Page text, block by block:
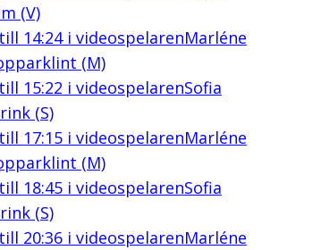
(V)
14:24i videospelarenMarléne
(M)
15:22 i videospelarenSofia
(S)
17:15i videospelarenMarléne
(M)
18:45i videospelarenSofia
(S)
20:36i videospelarenMarléne